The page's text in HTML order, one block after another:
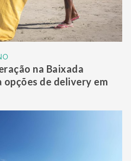
na Baixada
opções de delivery em